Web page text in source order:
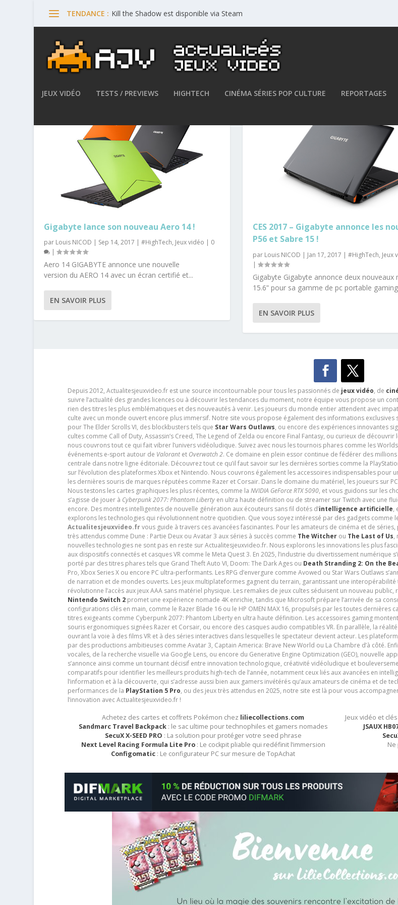
TENDANCE : Kill the Shadow est disponible via Steam
JEUX VIDÉO TESTS / PREVIEWS HIGHTECH CINÉMA SÉRIES POP CULTURE REPORTAGES
Étiquette :AERO 14
Gigabyte lance son nouveau Aero 14 !
par Louis NICOD | Sep 14, 2017 |#HighTech, Jeux vidéo | 0
|
Aero 14 GIGABYTE annonce une nouvelle
version du AERO 14 avec un écran certifié et...
EN SAVOIR PLUS
CES 2017 – Gigabyte annonce les
P56 et Sabre 15 !
par Louis NICOD | Jan 17, 2017 |#HighTech, Jeux
|
Gigabyte Gigabyte annonce deux nouveaux
15.6ʺ pour sa gamme de pc portable
EN SAVOIR PLUS
Depuis 2012, Actualitesjeuxvideo.fr est une source incontournable pour tous les passionnés de jeux vidéo, de
suivre l’actualité des grandes licences ou à découvrir les tendances du moment, notre équipe vous propose un
rien des titres les plus emblématiques et des nouveautés à venir. Les joueurs du monde entier attendent avec
culte avec un monde ouvert encore plus immersif. Notre site vous propose également des informations
pour The Elder Scrolls VI, des blockbusters tels que Star Wars Outlaws, ou encore des expériences innovantes
cultes comme Call of Duty, Assassin’s Creed, The Legend of Zelda ou encore Final Fantasy, ou curieux de
nous couvrons tout ce qui fait vibrer l’univers vidéoludique. Suivez avec nous les tournois phares comme les
événements e-sport autour de Valorantet Overwatch 2. Ce domaine en plein essor continue de fédérer des
centrale dans notre ligne éditoriale. Découvrez tout ce qu’il faut savoir sur les dernières sorties comme la
sur l’évolution des plateformes Xbox et Nintendo. Nous couvrons également les accessoires indispensables pour
les dernières souris de marques réputées comme Razer et Corsair. Dans le domaine du matériel, les joueurs sur
Nous testons les cartes graphiques les plus récentes, comme la NVIDIA GeForce RTX 5090, et vous guidons sur les
s’agisse de jouer à Cyberpunk 2077: Phantom Libertyen ultra haute définition ou de streamer sur Twitch avec une
encore. Des montres intelligentes de nouvelle génération aux écouteurs sans fil dotés d’intelligence artificielle,
explorons les technologies qui révolutionnent notre quotidien. Que vous soyez intéressé par des gadgets comme
Actualitesjeuxvideo.frvous guide à travers ces avancées fascinantes. Pour les amateurs de cinéma et de
très attendus comme Dune : Partie Deux ou Avatar 3 aux séries à succès comme The Witcherou The Last of Us,
nouvelles technologies ne sont pas en reste sur Actualitesjeuxvideo.fr. Nous explorons les innovations les plus
aux dispositifs connectés et casques VR comme le Meta Quest 3. En 2025, l’industrie du divertissement
porté par des titres phares tels que Grand Theft Auto VI, Doom: The Dark Ages ou Death Stranding 2: On the
Pro, Xbox Series X ou encore PC ultra-performants. Les RPG d’envergure comme Avowed ou Star Wars Outlaws
de narration et de mondes ouverts. Les jeux multiplateformes gagnent du terrain, garantissant une
révolutionne l’accès aux jeux AAA sans matériel physique. Les remakes de jeux cultes séduisent un nouveau
Nintendo Switch 2promet une expérience nomade 4K enrichie, tandis que Microsoft prépare l’arrivée de sa
configurations clés en main, comme le Razer Blade 16 ou le HP OMEN MAX 16, propulsés par les toutes dernières
titres exigeants comme Cyberpunk 2077: Phantom Liberty en ultra haute définition. Les accessoires gaming
souris ergonomiques signées Razer et Corsair, ou encore des casques audio compatibles VR. En parallèle, la
ouvrant la voie à des films VR et à des séries interactives dans lesquelles le spectateur devient acteur. Les
par des productions ambitieuses comme Avatar 3, Captain America: Brave New World ou La Chambre d’à côté.
vocales, de la recherche visuelle via Google Lens, ou encore du Generative Engine Optimization (GEO), nouvelle
s’annonce ainsi comme un tournant décisif entre innovation technologique, créativité vidéoludique et
comparatifs pour identifier les meilleurs produits high-tech de l’année, notamment ceux liés aux avancées en
l’information et à la découverte, qui s’adresse aussi bien aux gamers invétérés qu’aux amateurs de cinéma et de
performances de la PlayStation 5 Pro, ou des jeux très attendus en 2025, notre site est là pour vous
l’innovation avec Actualitesjeuxvideo.fr !
Achetez des cartes et coffrets Pokémon chez liliecollections.com
Sandmarc Travel Backpack: le sac ultime pour technophiles et gamers nomades
SecuX X-SEED PRO : La solution pour protéger votre seed phrase
Next Level Racing Formula Lite Pro: Le cockpit pliable qui redéfinit l’immersion
Configomatic : Le configurateur PC sur mesure de TopAchat
Jeux vidéo et
JSAUX
Ne